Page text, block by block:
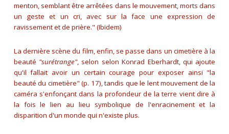
menton, semblant être arrêtées dans le mouvement, morts dans
un geste et un cri, avec sur la face une expression de
ravissement et de prière." (Ibidem)
La dernière scène du film, enfin, se passe dans un cimetière à la
beauté "surétrange", selon selon Konrad Eberhardt, qui ajoute
qu'il fallait avoir un certain courage pour exposer ainsi "la
beauté du cimetière" (p. 17), tandis que le lent mouvement de la
caméra s'enfonçant dans la profondeur de la terre vient dire à
la fois le lien au lieu symbolique de l'enracinement et la
disparition d'un monde qui n'existe plus.